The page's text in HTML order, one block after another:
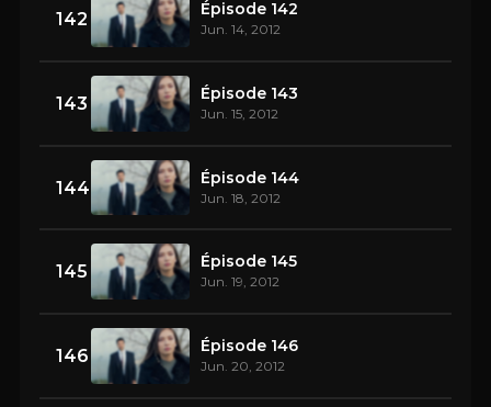
142 Épisode 142
Jun. 14, 2012
143 Épisode 143
Jun. 15, 2012
144 Épisode 144
Jun. 18, 2012
145 Épisode 145
Jun. 19, 2012
146 Épisode 146
Jun. 20, 2012